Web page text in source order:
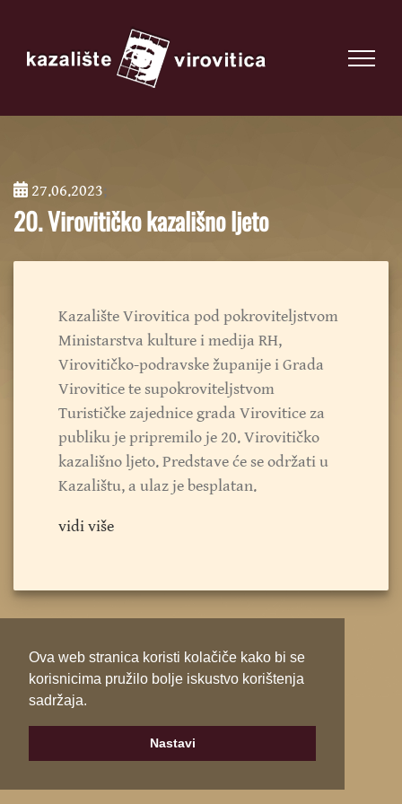
Ova web stranica koristi kolačiče kako bi se
korisnicima pružilo bolje iskustvo korištenja
sadržaja.
Nastavi
27.06.2023;
20. Virovitičko kazališno ljeto
Kazalište Virovitica pod pokroviteljstvom
Ministarstva kulture i medija RH,
Virovitičko-podravske županije i Grada
Virovitice te supokroviteljstvom
Turističke zajednice grada Virovitice za
publiku je pripremilo je 20. Virovitičko
kazališno ljeto. Predstave će se održati u
Kazalištu, a ulaz je besplatan.
vidi više